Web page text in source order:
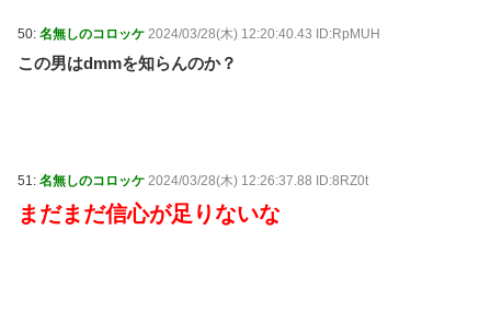
50: 名無しのコロッケ 2024/03/28(木) 12:20:40.43 ID:RpMUH
この男はdmmを知らんのか？
51: 名無しのコロッケ 2024/03/28(木) 12:26:37.88 ID:8RZ0t
まだまだ信心が足りないな